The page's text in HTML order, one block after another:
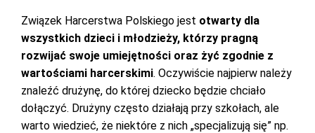
Związek Harcerstwa Polskiego jest otwarty dla
wszystkich dzieci i młodzieży, którzy pragną
rozwijać swoje umiejętności oraz żyć zgodnie z
wartościami harcerskimi. Oczywiście najpierw należy
znaleźć drużynę, do której dziecko będzie chciało
dołączyć. Drużyny często działają przy szkołach, ale
warto wiedzieć, że niektóre z nich „specjalizują się” np.